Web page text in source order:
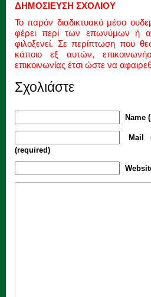
ΔΗΜΟΣΙΕΥΣΗ ΣΧΟΛΙΟΥ
Το παρόν διαδικτυακό μέσο
φέρει περί των επωνύμων ή
φιλοξενεί. Σε περίπτωση που
κάποιο εξ αυτών,
επικοινωνίας έτσι ώστε να
Σχολιάστε
Name
Mail
(required)